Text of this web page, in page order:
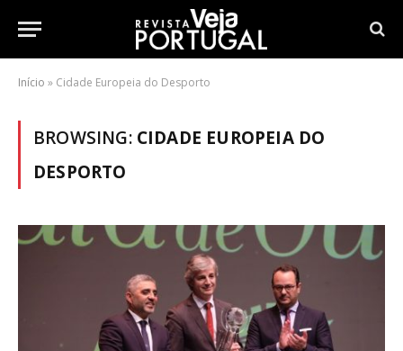
Início » Cidade Europeia do Desporto
BROWSING: CIDADE EUROPEIA DO
DESPORTO